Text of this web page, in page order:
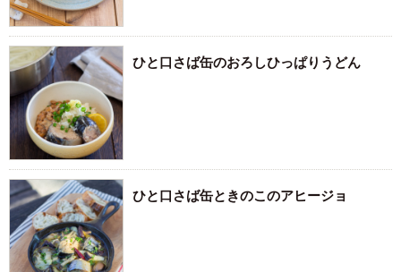
ひと口さば缶のおろしひっぱりうどん
ひと口さば缶ときのこのアヒージョ